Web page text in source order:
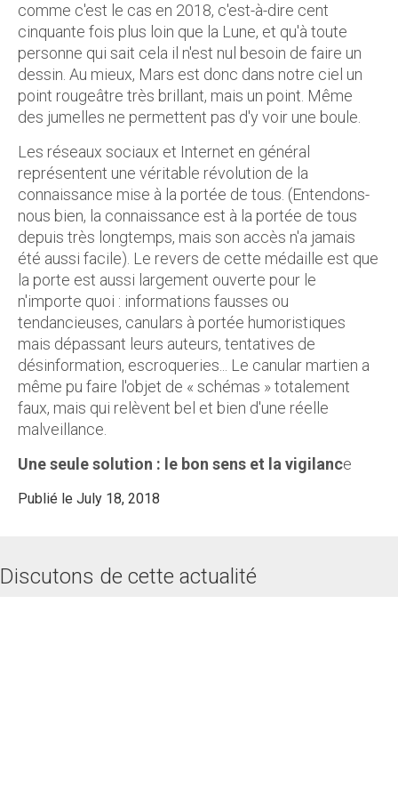
comme c'est le cas en 2018, c'est-à-dire cent
cinquante fois plus loin que la Lune, et qu'à toute
personne qui sait cela il n'est nul besoin de faire un
dessin. Au mieux, Mars est donc dans notre ciel un
point rougeâtre très brillant, mais un point. Même
des jumelles ne permettent pas d'y voir une boule.
Les réseaux sociaux et Internet en général
représentent une véritable révolution de la
connaissance mise à la portée de tous. (Entendons-
nous bien, la connaissance est à la portée de tous
depuis très longtemps, mais son accès n'a jamais
été aussi facile). Le revers de cette médaille est que
la porte est aussi largement ouverte pour le
n'importe quoi : informations fausses ou
tendancieuses, canulars à portée humoristiques
mais dépassant leurs auteurs, tentatives de
désinformation, escroqueries... Le canular martien a
même pu faire l'objet de « schémas » totalement
faux, mais qui relèvent bel et bien d'une réelle
malveillance.
Une seule solution : le bon sens et la vigilance
Publié le July 18, 2018
Discutons de cette actualité